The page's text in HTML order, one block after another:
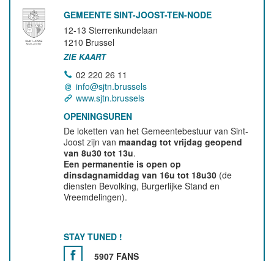
GEMEENTE SINT-JOOST-TEN-NODE
12-13 Sterrenkundelaan
1210 Brussel
ZIE KAART
02 220 26 11
info@sjtn.brussels
www.sjtn.brussels
OPENINGSUREN
De loketten van het Gemeentebestuur van Sint-
Joost zijn vanmaandag tot vrijdag geopend
van 8u30 tot 13u.
Een permanentie is open op
dinsdagnamiddag van 16u tot 18u30 (de
diensten Bevolking, Burgerlijke Stand en
Vreemdelingen).
STAY TUNED !
5907 FANS